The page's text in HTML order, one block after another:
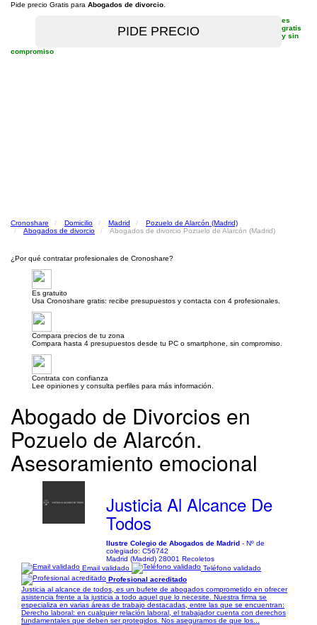
Pide precio Gratis para Abogados de divorcio
es
gratis
y sin
compromiso
Cronoshare Domicilio Madrid
Pozuelo de Alarcón (Madrid)
Abogados de divorcio
Abogados de divorcio Pozuelo de Alarcón (Madrid)
¿Por qué contratar profesionales de Cronoshare?
Es gratuito
Usa Cronoshare gratis: recibe presupuestos y contacta con 4 profesionales.
Compara precios de tu zona
Compara hasta 4 presupuestos desde tu PC o smartphone, sin compromiso.
Contrata con confianza
Lee opiniones y consulta perfiles para más información.
Abogado de Divorcios en
Pozuelo de Alarcón.
Asesoramiento emocional
Justicia Al Alcance De
Todos
Ilustre Colegio de Abogados de Madrid- Nº de
colegiado: C56742
Madrid (Madrid) 28001 Recoletos
Email validado
Teléfono validado
Profesional acreditado
Justicia al alcance de todos, es un bufete de abogados comprometido en ofrecer
asistencia frente a la justicia a todo aquel que lo necesite. Nuestra firma se
especializa en varias áreas de trabajo destacadas, entre las que se encuentran:
Derecho laboral: en cualquier relación laboral, el trabajador cuenta con derechos
fundamentales que deben ser protegidos. Nos aseguramos de que los...